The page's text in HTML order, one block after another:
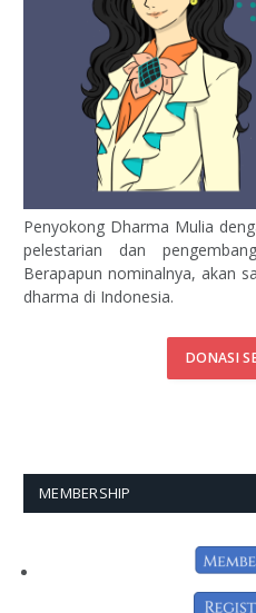
Penyokong Dharma Mulia
pelestarian dan
Berapapun nominalnya, akan
dharma di Indonesia.
DONASI
MEMBERSHIP